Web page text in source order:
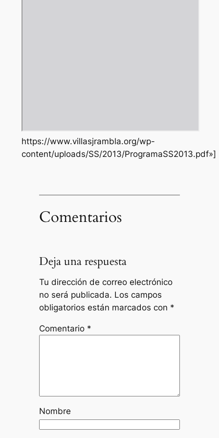
https://www.villasjrambla.org/wp-
content/uploads/SS/2013/ProgramaSS2013.pdf»]
Comentarios
Deja una respuesta
Tu dirección de correo electrónico
no será publicada. Los campos
obligatorios están marcados con *
Comentario *
Nombre